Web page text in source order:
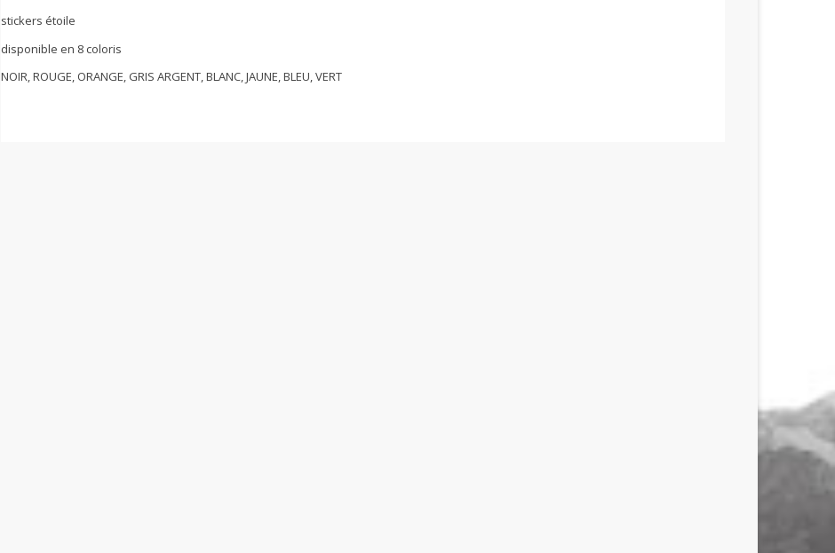
stickers étoile
disponible en 8 coloris
NOIR, ROUGE, ORANGE, GRIS ARGENT, BLANC, JAUNE, BLEU, VERT